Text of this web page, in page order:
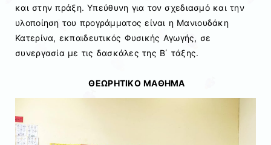
και στην πράξη. Υπεύθυνη για τον σχεδιασμό και την
υλοποίηση του προγράμματος είναι η Μανιουδάκη
Κατερίνα, εκπαιδευτικός Φυσικής Αγωγής, σε
συνεργασία με τις δασκάλες της Β΄ τάξης.
ΘΕΩΡΗΤΙΚO ΜΑΘΗΜΑ